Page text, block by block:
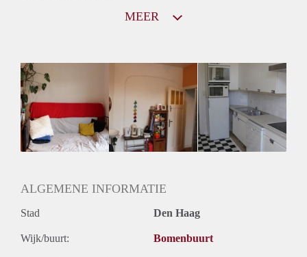
Huurtoeslag
Niet mogelijk
Inkomen eis
N.V.T.
Huurtermijn
Onbepaalde termijn
MEER
ALGEMENE INFORMATIE
Stad Den Haag
Wijk/buurt: Bomenbuurt